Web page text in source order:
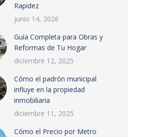
Rapidez
junio 14, 2026
Guía Completa para Obras y
Reformas de Tu Hogar
diciembre 12, 2025
Cómo el padrón municipal
influye en la propiedad
inmobiliaria
diciembre 11, 2025
Cómo el Precio por Metro